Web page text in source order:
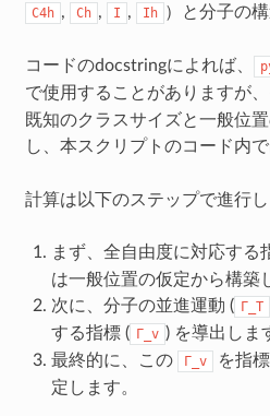
C4h , Ch , I , Ih ）と分子の
コードのdocstringによれば、
で使用することがありますが
既知のクラスサイズと一般位
し、本スクリプトのコード内
計算は以下のステップで進行し
まず、全自由度に対応する
は一般位置の仮定から構築
次に、分子の並進運動 ( Γ_T
する指標 ( Γ_v ) を導出しま
最終的に、この
Γ_v
を指
定します。